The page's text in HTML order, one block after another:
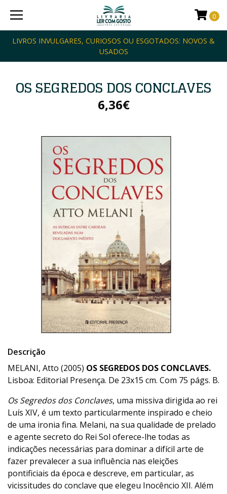
LIVROS INVULGARES, CURIOSOS OU ESGOTADOS: NOVOS &
USADOS
0
OS SEGREDOS DOS CONCLAVES
6,36€
Descrição
MELANI, Atto (2005) OS SEGREDOS DOS CONCLAVES.
Lisboa: Editorial Presença. De 23x15 cm. Com 75 págs. B.
Os Segredos dos Conclaves, uma missiva dirigida ao rei
Luís XIV, é um texto particularmente inspirado e cheio
de uma ironia fina. Melani, na sua qualidade de prelado
e agente secreto do Rei Sol oferece-lhe todas as
indicações necessárias para dominar a difícil arte de
fazer prevalecer a sua influência nas eleições
pontificiais da época e descreve, em particular, as
vicissitudes do conclave que elegeu Inocêncio XII. Além